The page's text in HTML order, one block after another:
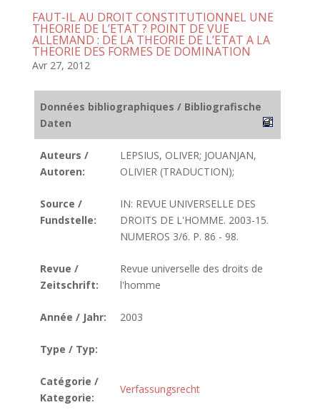
FAUT-IL AU DROIT CONSTITUTIONNEL UNE
THEORIE DE L’ETAT ? POINT DE VUE
ALLEMAND : DE LA THEORIE DE L’ETAT A LA
THEORIE DES FORMES DE DOMINATION
Avr 27, 2012
Données bibliographiques / Bibliografische
Daten
Auteurs /
Autoren:
LEPSIUS, OLIVER; JOUANJAN,
OLIVIER (TRADUCTION);
Source /
Fundstelle:
IN: REVUE UNIVERSELLE DES
DROITS DE L'HOMME. 2003-15.
NUMEROS 3/6. P. 86 - 98.
Revue /
Zeitschrift:
Revue universelle des droits de
l'homme
Année / Jahr: 2003
Type / Typ:
Catégorie /
Kategorie:
Verfassungsrecht